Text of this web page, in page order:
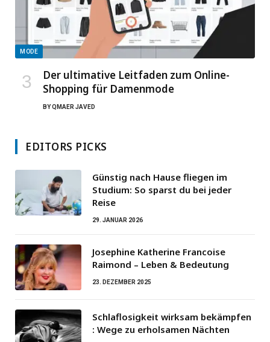
MODE
Der ultimative Leitfaden zum Online-
Shopping für Damenmode
BYQMAER JAVED
EDITORS PICKS
Günstig nach Hause fliegen im
Studium: So sparst du bei jeder
Reise
29. JANUAR 2026
Josephine Katherine Francoise
Raimond – Leben & Bedeutung
23. DEZEMBER 2025
Schlaflosigkeit wirksam bekämpfen
: Wege zu erholsamen Nächten